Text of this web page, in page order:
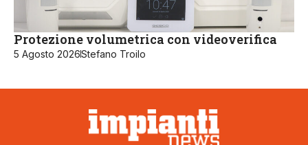
Protezione volumetrica con videoverifica
5 Agosto 2026Stefano Troilo